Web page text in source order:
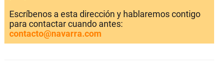
Escríbenos a esta dirección y hablaremos contigo
para contactar cuando antes:
contacto@navarra.com